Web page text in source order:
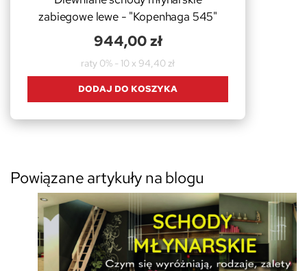
zabiegowe lewe - "Kopenhaga 545"
944,00 zł
raty 0% - 10 x 94,40 zł
DODAJ DO KOSZYKA
Powiązane artykuły na blogu